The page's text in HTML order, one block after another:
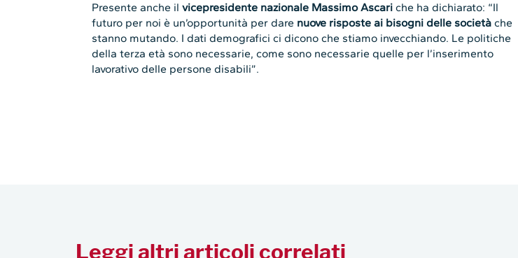
Presente anche ilvicepresidente nazionale Massimo Ascari che ha dichiarato: “Il
futuro per noi è un’opportunità per dare nuove risposte ai bisogni delle società che
stanno mutando. I dati demografici ci dicono che stiamo invecchiando. Le politiche
della terza età sono necessarie, come sono necessarie quelle per l’inserimento
lavorativo delle persone disabili”.
Leggi altri articoli correlati